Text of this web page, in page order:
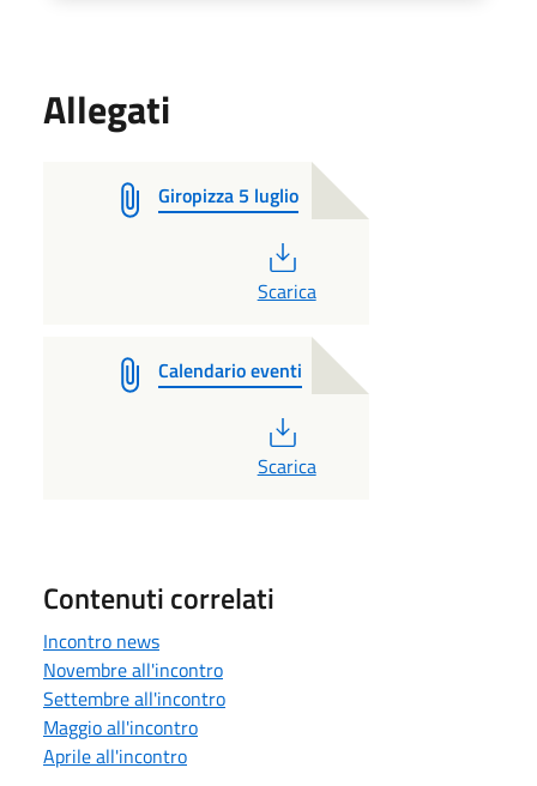
Allegati
Giropizza 5 luglio
Scarica
Calendario eventi
Scarica
Contenuti correlati
Incontro news
Novembre all'incontro
Settembre all'incontro
Maggio all'incontro
Aprile all'incontro